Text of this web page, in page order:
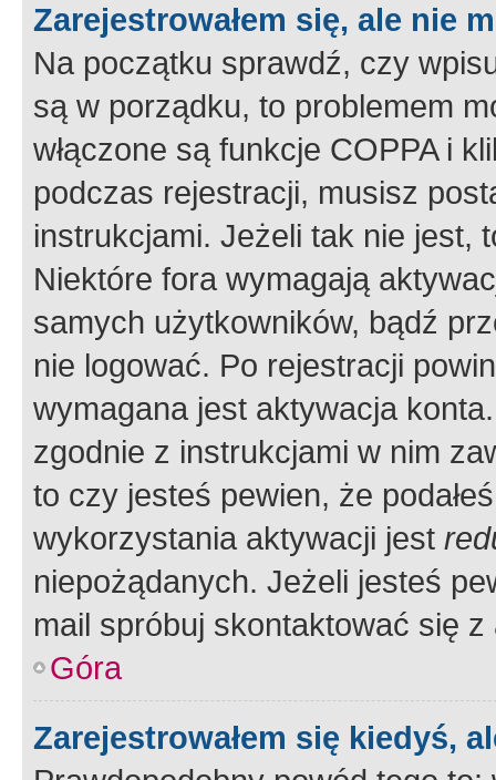
Zarejestrowałem się, ale nie
Na początku sprawdź, czy
są w porządku, to problemem
włączone są funkcje COPPA i
podczas rejestracji, musisz
instrukcjami. Jeżeli tak nie jest,
Niektóre fora wymagają
samych użytkowników, bądź
nie logować. Po rejestracji
wymagana jest aktywacja
zgodnie z instrukcjami w nim
to czy jesteś pewien, że
wykorzystania aktywacji jest
niepożądanych. Jeżeli jesteś
mail spróbuj skontaktować się
Góra
Zarejestrowałem się kiedyś,